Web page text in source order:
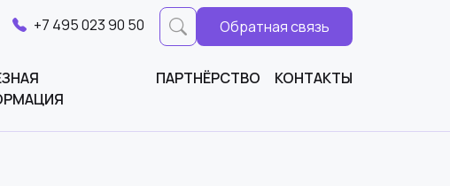
+7 495 023 90 50 Обратная связь
ПАРТНЁРСТВО КОНТАКТЫ